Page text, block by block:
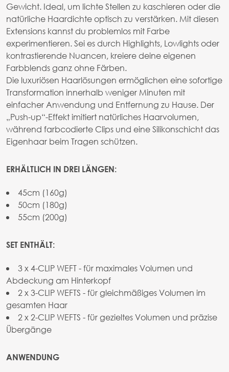
Gewicht. Ideal, um lichte Stellen zu kaschieren oder die
natürliche Haardichte optisch zu verstärken. Mit diesen
Extensions kannst du problemlos mit Farbe
experimentieren. Sei es durch Highlights, Lowlights oder
kontrastierende Nuancen, kreiere deine eigenen
Farbblends ganz ohne Färben.
Die luxuriösen Haarlösungen ermöglichen eine sofortige
Transformation innerhalb weniger Minuten mit
einfacher Anwendung und Entfernung zu Hause. Der
„Push-up“-Effekt imitiert natürliches Haarvolumen,
während farbcodierte Clips und eine Silikonschicht das
Eigenhaar beim Tragen schützen.
ERHÄLTLICH IN DREI LÄNGEN:
45cm (160g)
50cm (180g)
55cm (200g)
SET ENTHÄLT:
3 x 4-CLIP WEFT - für maximales Volumen und
Abdeckung am Hinterkopf
2 x 3-CLIP WEFTS - für gleichmäßiges Volumen im
gesamten Haar
2 x 2-CLIP WEFTS - für gezieltes Volumen und präzise
Übergänge
ANWENDUNG